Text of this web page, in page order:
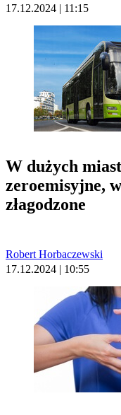
17.12.2024 | 11:15
W dużych
zeroemisyjne,
złagodzone
Robert Horbaczewski
17.12.2024 | 10:55